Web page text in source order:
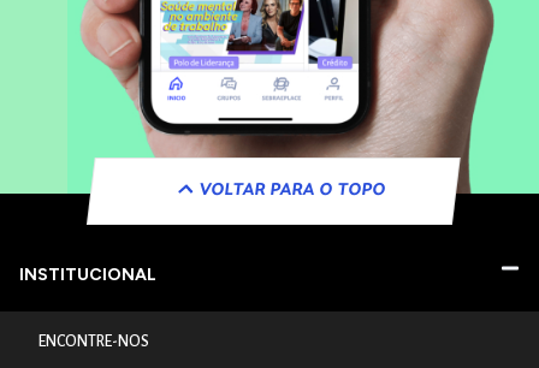
VOLTAR PARA O TOPO
INSTITUCIONAL
ENCONTRE-NOS